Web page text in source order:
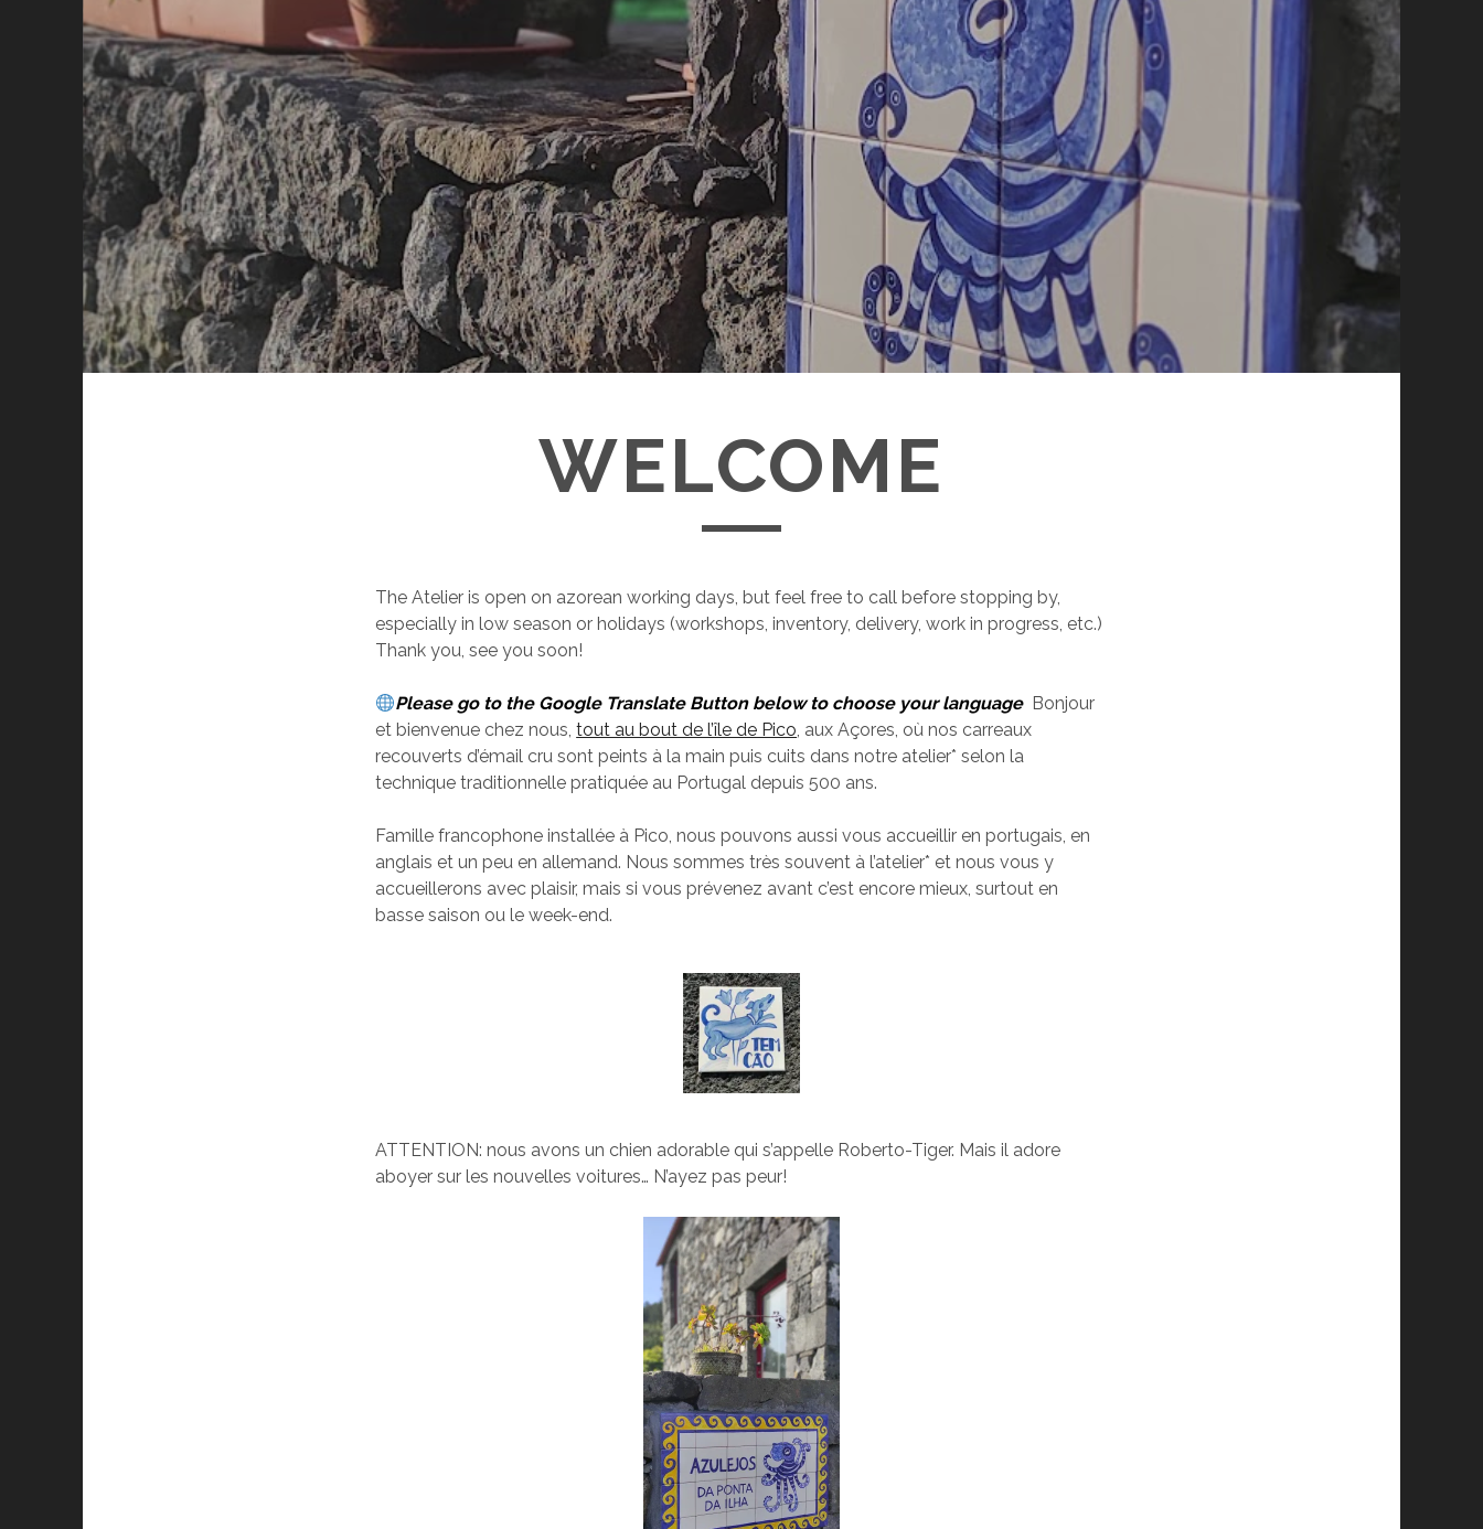
WELCOME
The Atelier is open on azorean working days, but feel free to call before stopping by,
especially in low season or holidays (workshops, inventory, delivery, work in progress, etc.)
Thank you, see you soon!
Please go to the Google Translate Buttonbelow to choose your language Bonjour
et bienvenue chez nous,tout au bout de l’île de Pico, aux Açores, où nos carreaux
recouverts d’émail cru sont peints à la main puis cuits dans notre atelier* selon la
technique traditionnelle pratiquée au Portugal depuis 500 ans.
Famille francophone installée à Pico, nous pouvons aussi vous accueillir en portugais, en
anglais et un peu en allemand. Nous sommes très souvent à l’atelier* et nous vous y
accueillerons avec plaisir, mais si vous prévenez avant c’est encore mieux, surtout en
basse saison ou le week-end.
ATTENTION: nous avons un chien adorable qui s’appelle Roberto-Tiger. Mais il adore
aboyer sur les nouvelles voitures… N’ayez pas peur!